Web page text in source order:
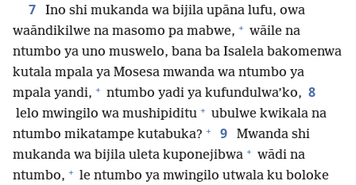
7
Ino shi mukanda wa bijila upāna lufu, owa
waāndikilwe na masomo pa mabwe, + wāile na
ntumbo ya uno muswelo, bana ba Isalela bakomenwa
kutala mpala ya Mosesa mwanda wa ntumbo ya
mpala yandi, + ntumbo yadi ya kufundulwa’ko, 8
lelo mwingilo wa mushipiditu + ubulwe kwikala na
ntumbo mikatampe kutabuka? + 9
Mwanda shi
mukanda wa bijila uleta kuponejibwa + wādi na
ntumbo, + le ntumbo ya mwingilo utwala ku boloke